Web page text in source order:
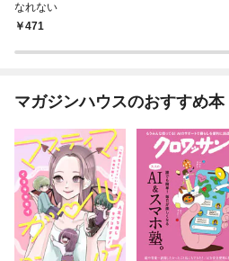
なれない
471
マガジンハウスのおすすめ本